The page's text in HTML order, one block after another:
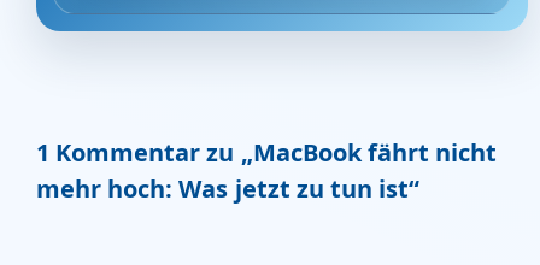
1 Kommentar zu „MacBook fährt nicht
mehr hoch: Was jetzt zu tun ist“